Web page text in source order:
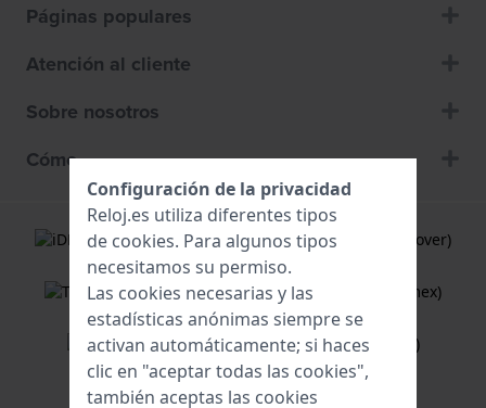
Páginas populares
Atención al cliente
Sobre nosotros
Cómo
Configuración de la privacidad
Reloj.es utiliza diferentes tipos
de cookies. Para algunos tipos
necesitamos su permiso.
Las cookies necesarias y las
estadísticas anónimas siempre se
activan automáticamente; si haces
clic en "aceptar todas las cookies",
también aceptas las cookies